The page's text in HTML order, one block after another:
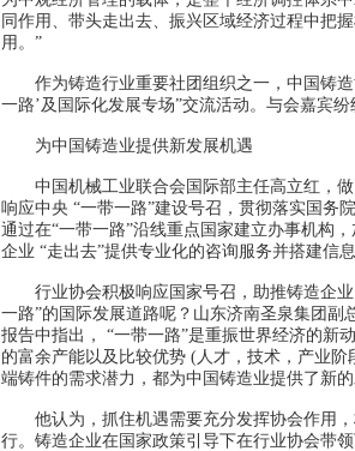
同作用、带头走出去、振兴区域经济过程中把
用。”
作为铸造行业重要社团组织之一，中国铸造
一路’及国际化发展专场”交流活动。与会嘉宾
为中国铸造业提供新发展机遇
中国机械工业联合会国际部主任高立红，做
响应中央 “一带一路”建设号召，贯彻落实国务
通过在“一带一路”沿线重点国家建立办事机构
企业 “走出去”提供专业化的咨询服务并搭建信
行业协会积极响应国家号召，助推铸造企业
一路”的国际发展道路呢？山东济南圣泉集团副
报告中指出， “一带一路”是重振世界经济的新
的富余产能以及比较优势 (人才，技术，产业
端铸件的需求潜力，都为中国铸造业提供了新的
他认为，抓住机遇需要充分发挥协会作用，
行。铸造企业在国家政策引导下在行业协会带